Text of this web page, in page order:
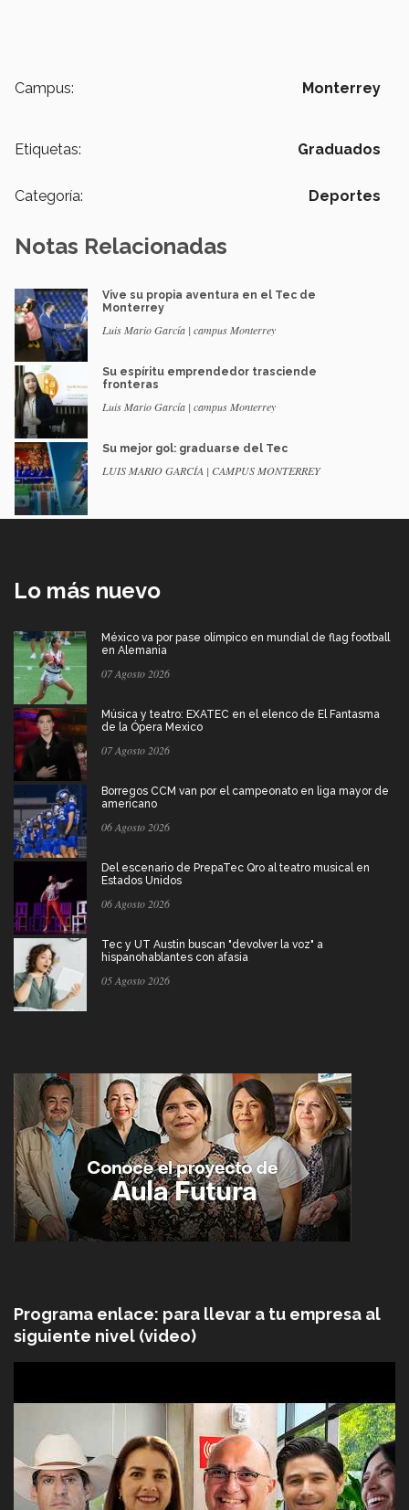
Campus: Monterrey
Etiquetas: Graduados
Categoría: Deportes
Notas Relacionadas
Vive su propia aventura en el Tec de
Monterrey
Luis Mario García | campus Monterrey
Su espíritu emprendedor trasciende
fronteras
Luis Mario García | campus Monterrey
Su mejor gol: graduarse del Tec
LUIS MARIO GARCÍA | CAMPUS MONTERREY
Lo más nuevo
México va por pase olímpico en mundial de flag football
en Alemania
07 Agosto 2026
Música y teatro: EXATEC en el elenco de El Fantasma
de la Ópera Mexico
07 Agosto 2026
Borregos CCM van por el campeonato en liga mayor de
americano
06 Agosto 2026
Del escenario de PrepaTec Qro al teatro musical en
Estados Unidos
06 Agosto 2026
Tec y UT Austin buscan "devolver la voz" a
hispanohablantes con afasia
05 Agosto 2026
Programa enlace: para llevar a tu empresa al
siguiente nivel (video)